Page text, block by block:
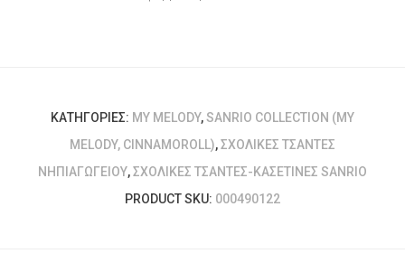
ΚΑΤΗΓΟΡΊΕΣ: MY MELODY,SANRIO COLLECTION (MY
MELODY, CINNAMOROLL),ΣΧΟΛΙΚΈΣ ΤΣΆΝΤΕΣ
ΝΗΠΙΑΓΩΓΕΊΟΥ,ΣΧΟΛΙΚΈΣ ΤΣΆΝΤΕΣ-ΚΑΣΕΤΊΝΕΣ SANRIO
PRODUCT SKU: 000490122